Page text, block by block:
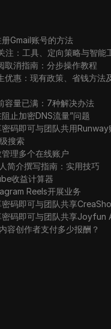
Gmail账号的方法
：工具、定向策略与智能
消指南：分步操作教程
惠：现有政策、省钱方法
容量已满：7种解决办法
止加密DNS流量”问题
码即可与团队共用Runway
搜索
理多个在线账户
简介撰写指南：实用技巧
收益计算器
Reels开展业务
码即可与团队共享
码即可与团队共享Joyfun
容创作者支付多少报酬？